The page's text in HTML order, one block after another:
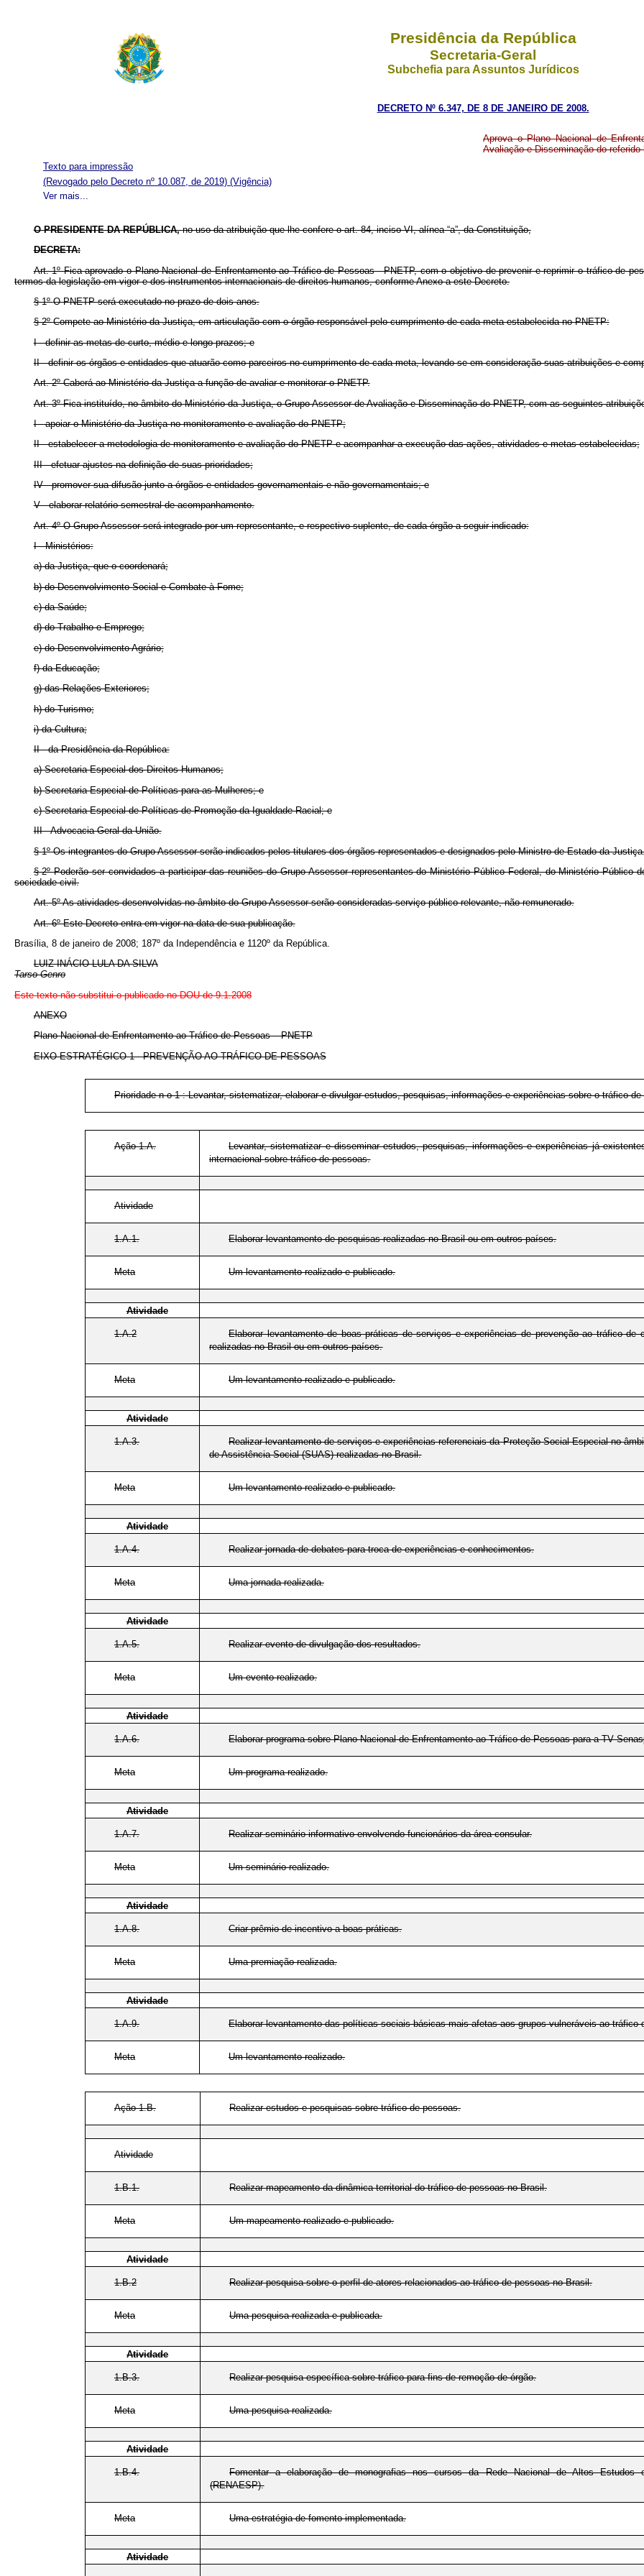
Presidência da República
Secretaria-Geral
Subchefia para Assuntos Jurídicos
DECRETO Nº 6.347, DE 8 DE JANEIRO DE 2008.
Aprova o Plano Nacional de
Avaliação e Disseminação do referido
Texto para impressão
Ver mais...
(Revogado pelo Decreto nº 10.087, de 2019) (Vigência)
O PRESIDENTE DA REPÚBLICA,no uso da atribuição que lhe confere o art. 84, inciso VI, alínea “a”, da Constituição,
DECRETA:
Art. 1º Fica aprovado o Plano Nacional de Enfrentamento ao Tráfico de Pessoas - PNETP, com o objetivo de prevenir e reprimir o tráfico de
termos da legislação em vigor e dos instrumentos internacionais de direitos humanos, conforme Anexo a este Decreto.
§ 1ºO PNETP será executado no prazo de dois anos.
§ 2ºCompete ao Ministério da Justiça, em articulação com o órgão responsável pelo cumprimento de cada meta estabelecida no PNETP:
I - definir as metas de curto, médio e longo prazos; e
II - definir os órgãos e entidades que atuarão como parceiros no cumprimento de cada meta, levando-se em consideração suas atribuições e
Art. 2º Caberá ao Ministério da Justiça a função de avaliar e monitorar o PNETP.
Art. 3º Fica instituído, no âmbito do Ministério da Justiça, o Grupo Assessor de Avaliação e Disseminação do PNETP, com as seguintes
I - apoiar o Ministério da Justiça no monitoramento e avaliação do PNETP;
II - estabelecer a metodologia de monitoramento e avaliação do PNETP e acompanhar a execução das ações, atividades e metas estabelecidas;
III - efetuar ajustes na definição de suas prioridades;
IV - promover sua difusão junto a órgãos e entidades governamentais e não-governamentais; e
V - elaborar relatório semestral de acompanhamento.
Art. 4º O Grupo Assessor será integrado por um representante, e respectivo suplente, de cada órgão a seguir indicado:
I - Ministérios:
a) da Justiça, que o coordenará;
b) do Desenvolvimento Social e Combate à Fome;
c) da Saúde;
d) do Trabalho e Emprego;
e) do Desenvolvimento Agrário;
f) da Educação;
g) das Relações Exteriores;
h) do Turismo;
i) da Cultura;
II - da Presidência da República:
a) Secretaria Especial dos Direitos Humanos;
b) Secretaria Especial de Políticas para as Mulheres; e
c) Secretaria Especial de Políticas de Promoção da Igualdade Racial; e
III - Advocacia-Geral da União.
§ 1º Os integrantes do Grupo Assessor serão indicados pelos titulares dos órgãos representados e designados pelo Ministro de Estado da
§ 2º Poderão ser convidados a participar das reuniões do Grupo Assessor representantes do Ministério Público Federal, do Ministério Público
sociedade civil.
Art. 5º As atividades desenvolvidas no âmbito do Grupo Assessor serão consideradas serviço público relevante, não remunerado.
Art. 6º Este Decreto entra em vigor na data de sua publicação.
Brasília, 8 de janeiro de 2008; 187º da Independência e 1120º da República.
LUIZ INÁCIO LULA DA SILVA
Tarso Genro
Este texto não substitui o publicado no DOU de 9.1.2008
ANEXO
Plano Nacional de Enfrentamento ao Tráfico de Pessoas – PNETP
EIXO ESTRATÉGICO 1 - PREVENÇÃO AO TRÁFICO DE PESSOAS
Prioridade no1: Levantar, sistematizar, elaborar e divulgar estudos, pesquisas, informações e experiências sobre o tráfico
Ação 1.A.
Levantar, sistematizar e disseminar estudos, pesquisas, informações e experiências já
internacional sobre tráfico de pessoas.
Atividade
1.A.1. Elaborar levantamento de pesquisas realizadas no Brasil ou em outros países.
Meta Um levantamento realizado e publicado.
Atividade
1.A.2
Elaborar levantamento de boas práticas de serviços e experiências de prevenção ao tráfico de
realizadas no Brasil ou em outros países.
Meta Um levantamento realizado e publicado.
Atividade
1.A.3.
Realizar levantamento de serviços e experiências referenciais da Proteção Social Especial no
de Assistência Social (SUAS) realizadas no Brasil.
Meta Um levantamento realizado e publicado.
Atividade
1.A.4. Realizar jornada de debates para troca de experiências e conhecimentos.
Meta Uma jornada realizada.
Atividade
1.A.5. Realizar evento de divulgação dos resultados.
Meta Um evento realizado.
Atividade
1.A.6. Elaborar programa sobre Plano Nacional de Enfrentamento ao Tráfico de Pessoas para a TV
Meta Um programa realizado.
Atividade
1.A.7. Realizar seminário informativo envolvendo funcionários da área consular.
Meta Um seminário realizado.
Atividade
1.A.8. Criar prêmio de incentivo a boas práticas.
Meta Uma premiação realizada.
Atividade
1.A.9. Elaborar levantamento das políticas sociais básicas mais afetas aos grupos vulneráveis ao tráfico
Meta Um levantamento realizado.
Ação 1.B. Realizar estudos e pesquisas sobre tráfico de pessoas.
Atividade
1.B.1. Realizar mapeamento da dinâmica territorial do tráfico de pessoas no Brasil.
Meta Um mapeamento realizado e publicado.
Atividade
1.B.2 Realizar pesquisa sobre o perfil de atores relacionados ao tráfico de pessoas no Brasil.
Meta Uma pesquisa realizada e publicada.
Atividade
1.B.3. Realizar pesquisa específica sobre tráfico para fins de remoção de órgão.
Meta Uma pesquisa realizada.
Atividade
1.B.4.
Fomentar a elaboração de monografias nos cursos da Rede Nacional de Altos Estudos
(RENAESP).
Meta Uma estratégia de fomento implementada.
Atividade